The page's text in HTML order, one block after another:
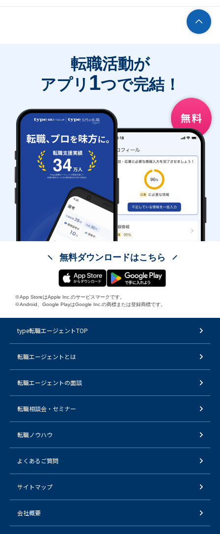
転職活動が
アプリ 1つで完結！
無料ダウンロードはこちら
※App StoreはApple Inc.のサービスマークです。
※Android、Google PlayはGoogle Inc.の商標または登録商標です。
type転職エージェントTOP
転職エージェントとは
転職エージェントの面談
転職相談会・セミナー
転職ノウハウ
よくあるご質問
サイトマップ
会社概要